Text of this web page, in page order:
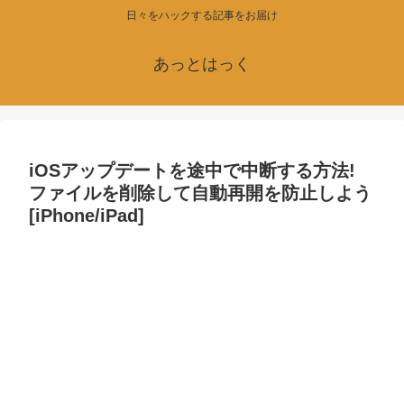
日々をハックする記事をお届け
あっとはっく
iOSアップデートを途中で中断する方法!
ファイルを削除して自動再開を防止しよう
[iPhone/iPad]